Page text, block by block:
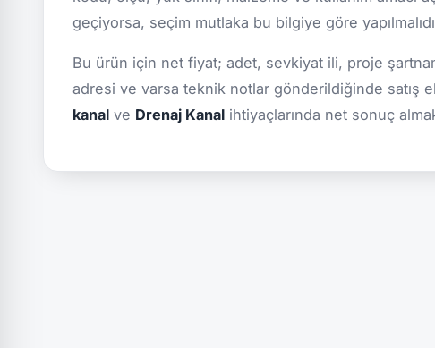
geçiyorsa, seçim mutlaka bu bilgiye göre
Bu ürün için net fiyat; adet, sevkiyat ili, proje
adresi ve varsa teknik notlar gönderildiğinde satış
kanal ve Drenaj Kanal ihtiyaçlarında net sonuç